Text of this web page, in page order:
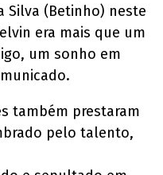
Silva (Betinho) neste
era mais que um
um sonho em
também prestaram
pelo talento,